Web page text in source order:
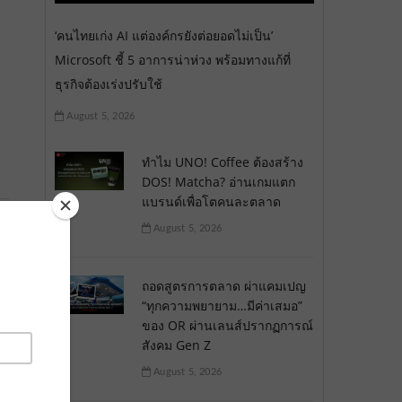
‘คนไทยเก่ง AI แต่องค์กรยังต่อยอดไม่เป็น’
Microsoft ชี้ 5 อาการน่าห่วง พร้อมทางแก้ที่
ธุรกิจต้องเร่งปรับใช้
August 5, 2026
ทำไม UNO! Coffee ต้องสร้าง
DOS! Matcha? อ่านเกมแตก
แบรนด์เพื่อโตคนละตลาด
August 5, 2026
ถอดสูตรการตลาด ผ่าแคมเปญ
“ทุกความพยายาม…มีค่าเสมอ”
ของ OR ผ่านเลนส์ปรากฏการณ์
สังคม Gen Z
August 5, 2026